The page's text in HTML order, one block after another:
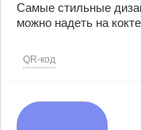
Самые стильные
можно надеть на
QR-код